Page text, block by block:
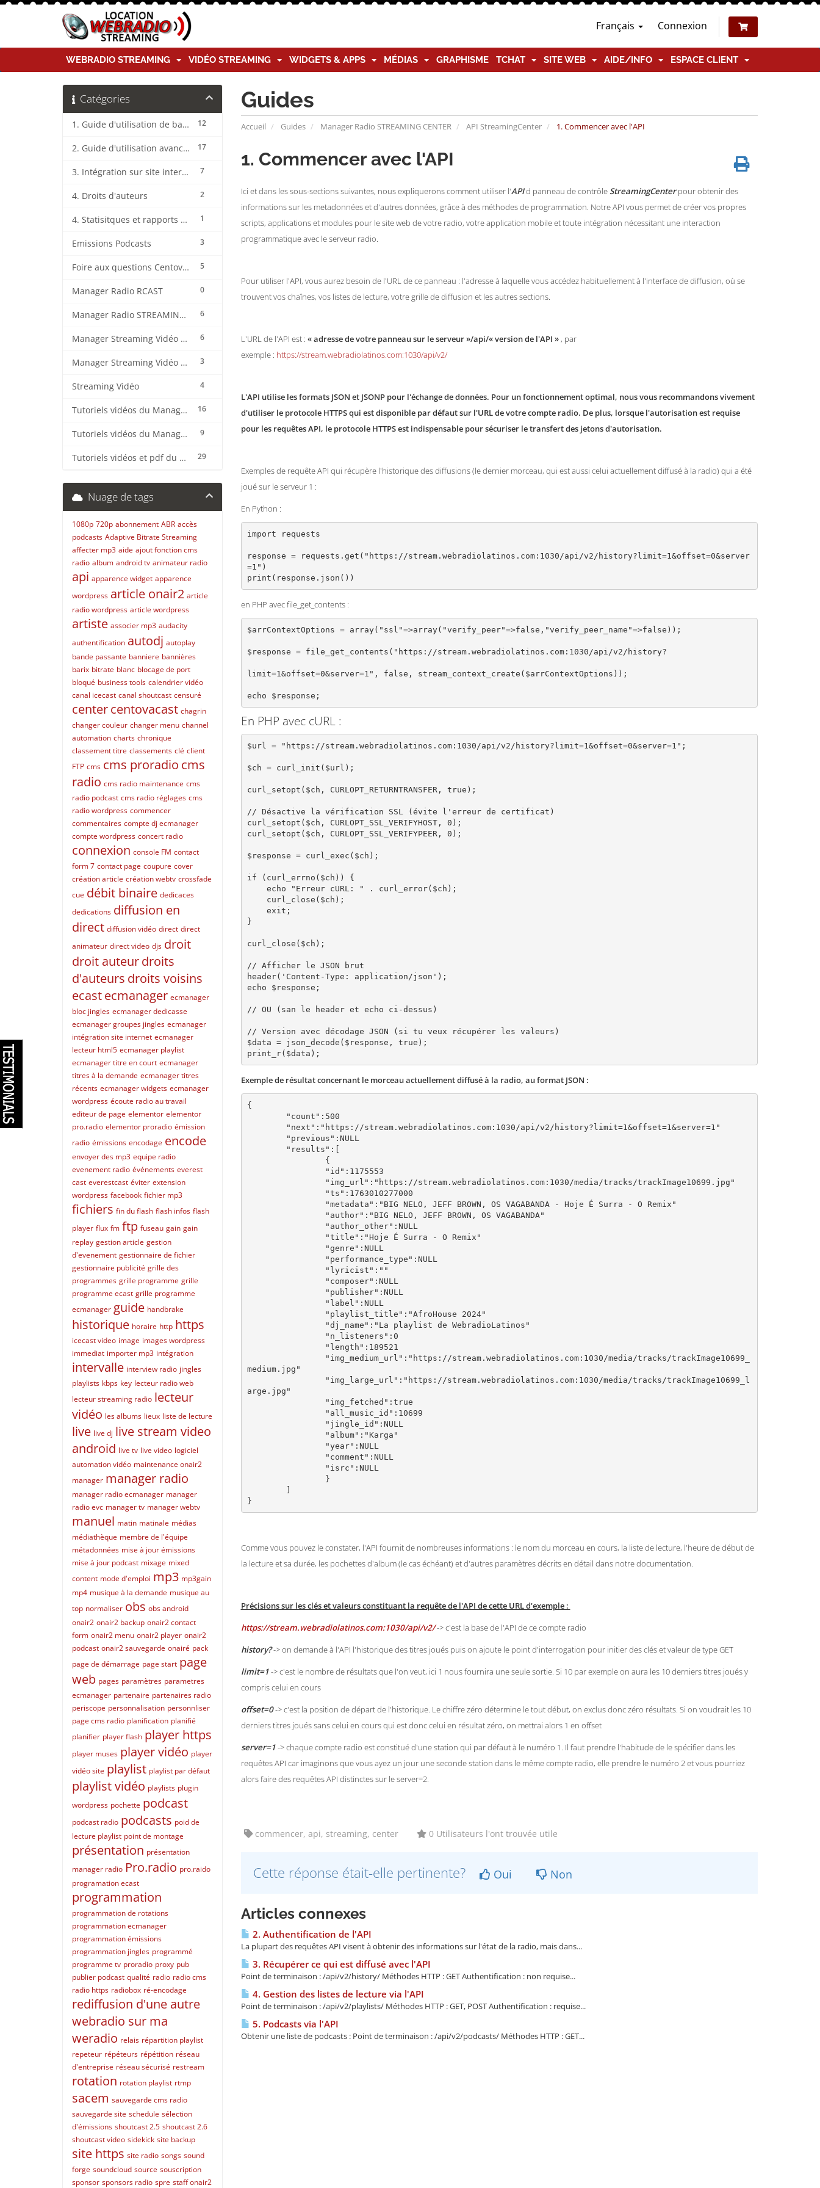
Français Connexion
WEBRADIO STREAMING VIDÉO STREAMING WIDGETS & APPS MÉDIAS GRAPHISME TCHAT SITE WEB AIDE/INFO ESPACE CLIENT
Guides
Accueil Guides Manager Radio STREAMING CENTER API StreamingCenter 1. Commencer avec l'API
Catégories
12
1. Guide d'utilisation de base CentovaCast
17
2. Guide d'utilisation avancée CentovaCast
7
3. Intégration sur site internet CentovaCast
2
4. Droits d'auteurs
1
4. Statisitques et rapports CentovaCast
3
Emissions Podcasts
5
Foire aux questions CentovaCast
0
Manager Radio RCAST
6
Manager Radio STREAMING CENTER
6
Manager Streaming Vidéo TVMCP
3
Manager Streaming Vidéo VDO
4
Streaming Vidéo
16
Tutoriels vidéos du Manager Radio CentovaCast
9
Tutoriels vidéos du Manager Radio STREAMING CENTER
29
Tutoriels vidéos et pdf du CMS Radio Wordpress + OnAir2/Pro.Radio
1. Commencer avec l'API
Ici et dans les sous-sections suivantes, nous expliquerons comment utiliser l'APId panneau de contrôleStreamingCenterpour obtenir des
informations sur les metadonnées et d'autres données, grâce à des méthodes de programmation. Notre API vous permet de créer vos propres
scripts, applications et modules pour le site web de votre radio, votre application mobile et toute intégration nécessitant une interaction
programmatique avec le serveur radio.
Pour utiliser l'API, vous aurez besoin de l'URL de ce panneau : l'adresse à laquelle vous accédez habituellement à l'interface de diffusion, où se
trouvent vos chaînes, vos listes de lecture, votre grille de diffusion et les autres sections.
L'URL de l'API est : « adresse de votre panneau sur le serveur »/api/« version de l'API », par
exemple : https://stream.webradiolatinos.com:1030/api/v2/
L'API utilise les formats JSON et JSONP pour l'échange de données. Pour un fonctionnement optimal, nous vous recommandons vivement
d'utiliser le protocole HTTPS qui est disponible par défaut sur l'URL de votre compte radio. De plus, lorsque l'autorisation est requise
pour les requêtes API, le protocole HTTPS est indispensable pour sécuriser le transfert des jetons d'autorisation.
Exemples de requête API qui récupère l'historique des diffusions (le dernier morceau, qui est aussi celui actuellement diffusé à la radio) qui a été
joué sur le serveur 1 :
En Python :
import requests
response = requests.get("https://stream.webradiolatinos.com:1030/api/v2/history?limit=1&offset=0&server
=1")
print(response.json())
en PHP avec file_get_contents :
$arrContextOptions = array("ssl"=>array("verify_peer"=>false,"verify_peer_name"=>false));
$response = file_get_contents("https://stream.webradiolatinos.com:1030/api/v2/history?
limit=1&offset=0&server=1", false, stream_context_create($arrContextOptions));
En PHP avec cURL :
$url = "https://stream.webradiolatinos.com:1030/api/v2/history?limit=1&offset=0&server=1";
$ch = curl_init($url);
curl_setopt($ch, CURLOPT_RETURNTRANSFER, true);
// Désactive la vérification SSL (évite l'erreur de certificat)
curl_setopt($ch, CURLOPT_SSL_VERIFYHOST, 0);
curl_setopt($ch, CURLOPT_SSL_VERIFYPEER, 0);
$response = curl_exec($ch);
if (curl_errno($ch)) {
}
curl_close($ch);
// Afficher le JSON brut
header('Content-Type: application/json');
echo $response;
// OU (san le header et echo ci-dessus)
// Version avec décodage JSON (si tu veux récupérer les valeurs)
$data = json_decode($response, true);
Exemple de résultat concernant le morceau actuellement diffusé à la radio, au format JSON :
{
medium.jpg"
arge.jpg"
}
Comme vous pouvez le constater, l'API fournit de nombreuses informations : le nom du morceau en cours, la liste de lecture, l'heure de début de
la lecture et sa durée, les pochettes d'album (le cas échéant) et d'autres paramètres décrits en détail dans notre documentation.
Précisions sur les clés et valeurs constituant la requête de l'API de cette URL d'exemple :
https://stream.webradiolatinos.com:1030/api/v2/-> c'est la base de l'API de ce compte radio
history?-> on demande à l'API l'historique des titres joués puis on ajoute le point d'interrogation pour initier des clés et valeur de type GET
limit=1-> c'est le nombre de résultats que l'on veut, ici 1 nous fournira une seule sortie. Si 10 par exemple on aura les 10 derniers titres joués y
compris celui en cours
offset=0-> c'est la position de départ de l'historique. Le chiffre zéro détermine le tout début, on exclus donc zéro résultats. Si on voudrait les 10
derniers titres joués sans celui en cours qui est donc celui en résultat zéro, on mettrai alors 1 en offset
server=1-> chaque compte radio est constitué d'une station qui par défaut à le numéro 1. Il faut prendre l'habitude de le spécifier dans les
requêtes API car imaginons que vous ayez un jour une seconde station dans le même compte radio, elle prendre le numéro 2 et vous pourriez
alors faire des requêtes API distinctes sur le server=2.
commencer, api, streaming, center 0 Utilisateurs l'ont trouvée utile
Cette réponse était-elle pertinente? Oui Non
Articles connexes
2. Authentification de l'API
La plupart des requêtes API visent à obtenir des informations sur l'état de la radio, mais dans...
3. Récupérer ce qui est diffusé avec l'API
Point de terminaison : /api/v2/history/ Méthodes HTTP : GET Authentification : non requise...
4. Gestion des listes de lecture via l'API
Point de terminaison : /api/v2/playlists/ Méthodes HTTP : GET, POST Authentification : requise...
5. Podcasts via l'API
Obtenir une liste de podcasts : Point de terminaison : /api/v2/podcasts/ Méthodes HTTP : GET...
Nuage de tags
1080p 720p abonnement ABR accès
podcasts Adaptive Bitrate Streaming
affecter mp3 aide ajout fonction cms
radio album android tv animateur radio
api apparence widget apparence
wordpress article onair2 article
radio wordpress article wordpress
artiste associer mp3 audacity
authentification autodj autoplay
bande passante banniere bannières
barix bitrate blanc blocage de port
bloqué business tools calendrier vidéo
canal icecast canal shoutcast censuré
centercentovacast chagrin
changer couleur changer menu channel
automation charts chronique
classement titre classements clé client
FTP cms cms proradio cms
radio cms radio maintenance cms
radio podcast cms radio réglages cms
radio wordpress commencer
commentaires compte dj ecmanager
compte wordpress concert radio
connexion console FM contact
form 7 contact page coupure cover
création article création webtv crossfade
cue débit binaire dedicaces
dedications diffusion en
direct diffusion vidéo direct direct
animateur direct video djs droit
droit auteurdroits
d'auteurs droits voisins
ecastecmanager ecmanager
bloc jingles ecmanager dedicasse
ecmanager groupes jingles ecmanager
intégration site internet ecmanager
lecteur html5 ecmanager playlist
ecmanager titre en court ecmanager
titres à la demande ecmanager titres
récents ecmanager widgets ecmanager
wordpress écoute radio au travail
editeur de page elementor elementor
pro.radio elementor proradio émission
radio émissions encodage encode
envoyer des mp3 equipe radio
evenement radio événements everest
cast everestcast éviter extension
wordpress facebook fichier mp3
fichiers fin du flash flash infos flash
player flux fm ftp fuseau gain gain
replay gestion article gestion
d'evenement gestionnaire de fichier
gestionnaire publicité grille des
programmes grille programme grille
programme ecast grille programme
ecmanager guide handbrake
historique horaire http https
icecast video image images wordpress
immediat importer mp3 intégration
intervalle interview radio jingles
playlists kbps key lecteur radio web
lecteur streaming radio lecteur
vidéo les albums lieux liste de lecture
live live dj live stream video
android live tv live video logiciel
automation vidéo maintenance onair2
manager manager radio
manager radio ecmanager manager
radio evc manager tv manager webtv
manuel matin matinale médias
médiathèque membre de l'équipe
métadonnées mise à jour émissions
mise à jour podcast mixage mixed
content mode d'emploi mp3 mp3gain
mp4 musique à la demande musique au
top normaliser obs obs android
onair2 onair2 backup onair2 contact
form onair2 menu onair2 player onair2
podcast onair2 sauvegarde onairé pack
page de démarrage page start page
web pages paramètres parametres
ecmanager partenaire partenaires radio
periscope personnalisation personnliser
page cms radio planification planifié
planifier player flash player https
player muses player vidéo player
vidéo site playlist playlist par défaut
playlist vidéo playlists plugin
wordpress pochette podcast
podcast radio podcasts poid de
lecture playlist point de montage
présentation présentation
manager radio Pro.radio pro.raido
programation ecast
programmation
programmation de rotations
programmation ecmanager
programmation émissions
programmation jingles programmé
programme tv proradio proxy pub
publier podcast qualité radio radio cms
radio https radiobox ré-encodage
rediffusion d'une autre
webradio sur ma
weradio relais répartition playlist
repeteur répéteurs répétition réseau
d'entreprise réseau sécurisé restream
rotation rotation playlist rtmp
sacem sauvegarde cms radio
sauvegarde site schedule sélection
d'émissions shoutcast 2.5 shoutcast 2.6
shoutcast video sidekick site backup
site https site radio songs sound
forge soundcloud source souscription
sponsor sponsors radio spre staff onair2